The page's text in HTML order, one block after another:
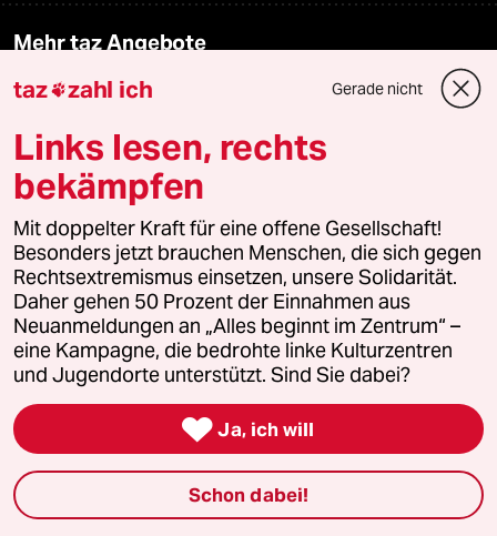
Mehr taz Angebote
Kantine
Shop
Anzeigen
Fragen & Hilfe
Feedback
Aboservice
taz zahl ich Gerade nicht
Links lesen, rechts
bekämpfen
Mit doppelter Kraft für eine offene Gesellschaft!
Besonders jetzt brauchen Menschen, die sich gegen
Rechtsextremismus einsetzen, unsere Solidarität.
Daher gehen 50 Prozent der Einnahmen aus
Neuanmeldungen an „Alles beginnt im Zentrum“ –
eine Kampagne, die bedrohte linke Kulturzentren
und Jugendorte unterstützt. Sind Sie dabei?
 Ja, ich will
Schon dabei!